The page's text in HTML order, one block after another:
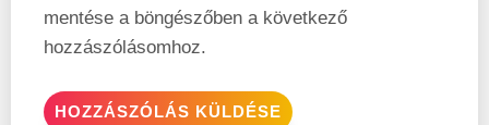
mentése a böngészőben a következő
hozzászólásomhoz.